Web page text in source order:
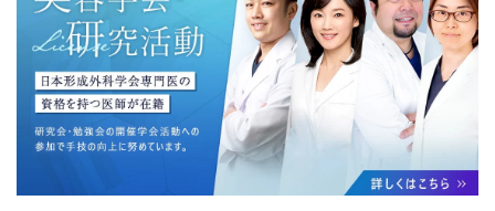
TCBグループは、取り扱う個人情報を、厳正な管理の下
に蓄積・保管し、当該個人情報への不正アクセス・紛
失・破壊・改ざんおよび漏洩等を防止するため、必要か
つ適切な組織的・人的・物理的・技術的防御措置を講じ
ます。
【個人情報の共同利用について】
TCBグループは、【利用目的】達成に必要な範囲で、取
得情報を共同して利用することがあります。
なお、共同利用にあたっては、一般社団法人メディカル